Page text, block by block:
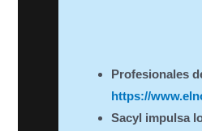
Profesionales
https://
Sacyl impulsa